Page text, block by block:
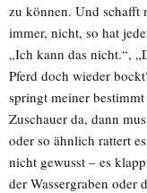
zu können. Und schafft
immer, nicht, so hat
„Ich kann das nicht.“,
Pferd doch wieder
springt meiner
Zuschauer da, dann
oder so ähnlich rattert
nicht gewusst – es
der Wassergraben oder